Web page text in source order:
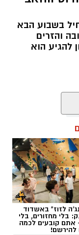
בשבוע הבא
והזרים
להגיע הוא
לזוז" באשדוד
בלי מחזורים, בלי
אתם קובעים לכמה
להירשם!